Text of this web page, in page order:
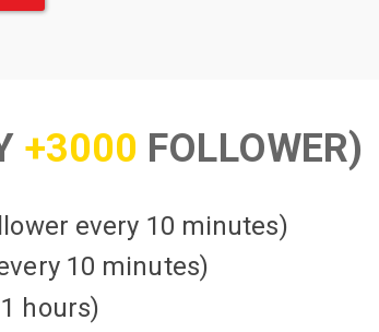
+3000 FOLLOWER)
every 10 minutes)
10 minutes)
hours)